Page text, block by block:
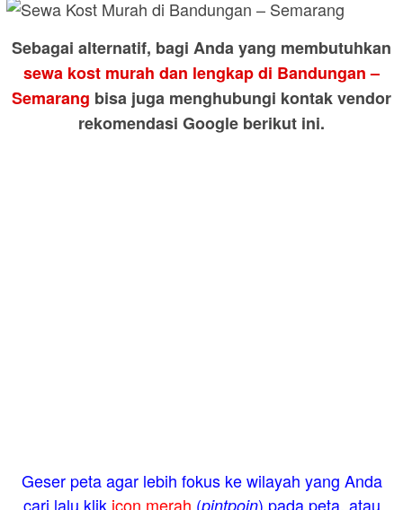
Sebagai alternatif, bagi Anda yang membutuhkan
sewa kost murah dan lengkap di Bandungan –
Semarang bisa juga menghubungi kontak vendor
rekomendasi Google berikut ini.
Geser peta agar lebih fokus ke wilayah yang Anda
cari lalu klik icon merah (pintpoin) pada peta, atau